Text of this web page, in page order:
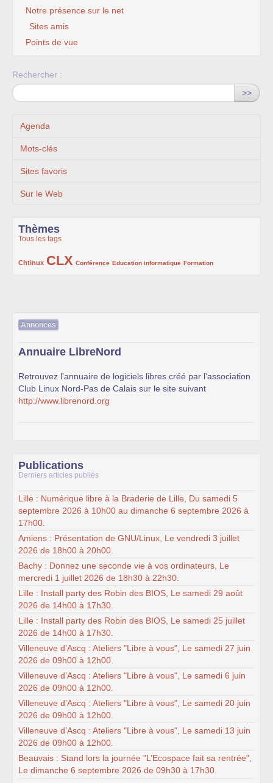
Notre présence sur le net
Sites amis
Points de vue
Rechercher :
>>
Agenda
Mots-clés
Sites favoris
Sur le Web
Thèmes
Tous les tags
Chtinux
222/1002CLX
1002/1002 Conférence
132/1002 Education informatique
119/1002 Formation
168/1002
Annonces
Annuaire LibreNord
Retrouvez l’annuaire de logiciels libres créé par l’association
Club Linux Nord-Pas de Calais sur le site suivant
http://www.librenord.org
Publications
Derniers articles publiés
Lille : Numérique libre à la Braderie de Lille, Du samedi 5
septembre 2026 à 10h00 au dimanche 6 septembre 2026 à
17h00.
Amiens : Présentation de GNU/Linux, Le vendredi 3 juillet
2026 de 18h00 à 20h00.
Bachy : Donnez une seconde vie à vos ordinateurs, Le
mercredi 1 juillet 2026 de 18h30 à 22h30.
Lille : Install party des Robin des BIOS, Le samedi 29 août
2026 de 14h00 à 17h30.
Lille : Install party des Robin des BIOS, Le samedi 25 juillet
2026 de 14h00 à 17h30.
Villeneuve d’Ascq : Ateliers "Libre à vous", Le samedi 27 juin
2026 de 09h00 à 12h00.
Villeneuve d’Ascq : Ateliers "Libre à vous", Le samedi 6 juin
2026 de 09h00 à 12h00.
Villeneuve d’Ascq : Ateliers "Libre à vous", Le samedi 20 juin
2026 de 09h00 à 12h00.
Villeneuve d’Ascq : Ateliers "Libre à vous", Le samedi 13 juin
2026 de 09h00 à 12h00.
Beauvais : Stand lors la journée "L’Ecospace fait sa rentrée",
Le dimanche 6 septembre 2026 de 09h30 à 17h30.